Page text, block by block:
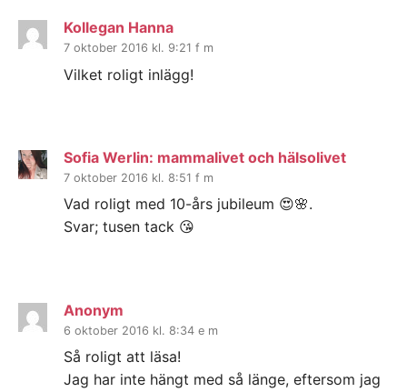
Kollegan Hanna
7 oktober 2016 kl. 9:21 f m
Vilket roligt inlägg!
Sofia Werlin: mammalivet och hälsolivet
7 oktober 2016 kl. 8:51 f m
Vad roligt med 10-års jubileum 😍🌸.
Svar; tusen tack 😘
Anonym
6 oktober 2016 kl. 8:34 e m
Så roligt att läsa!
Jag har inte hängt med så länge, eftersom jag